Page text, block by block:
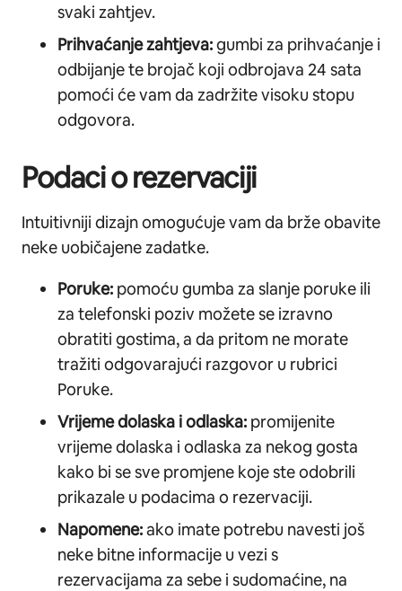
svaki zahtjev.
Prihvaćanje zahtjeva:gumbi za prihvaćanje i
odbijanje te brojač koji odbrojava 24 sata
pomoći će vam da zadržite visoku stopu
odgovora.
Podaci o rezervaciji
Intuitivniji dizajn omogućuje vam da brže obavite
neke uobičajene zadatke.
Poruke: pomoću gumba za slanje poruke ili
za telefonski poziv možete se izravno
obratiti gostima, a da pritom ne morate
tražiti odgovarajući razgovor u rubrici
Poruke.
Vrijeme dolaska i odlaska: promijenite
vrijeme dolaska i odlaska za nekog gosta
kako bi se sve promjene koje ste odobrili
prikazale u podacima o rezervaciji.
Napomene:ako imate potrebu navesti još
neke bitne informacije u vezi s
rezervacijama za sebe i sudomaćine, na